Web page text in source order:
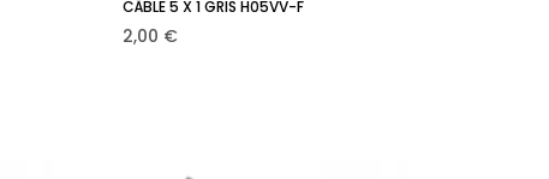
Ajouter au panier
CÂBLE 5 X 1 GRIS H05VV-F
Prix
2,00 €